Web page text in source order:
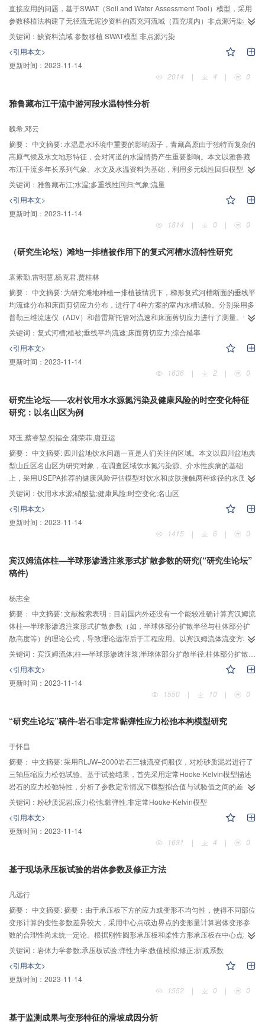
直接应用的问题，基于SWAT（Soil and Water Assessment Tool）模型，采用
参数移植法构建了无径流无泥沙资料的西充河流域（西充境内）非点源污染模
拟方案。验证流域模拟结果良好（R2>0.8，NSE>0.5）表明SWAT模型径流泥
沙参数可用于相似流域移植，研究区西阳寺断面TP（R2=0.52，NSE=0.69，
Re=35%）水质模拟结果说明基于径流泥沙参数移植后的SWAT模型可用于进一
步非点源污染模拟研究。
关键词： 缺资料流域 参数移植 SWAT模型 非点源污染
<引用本文>
更新时间： 2023-11-14
2014
| 4 | 0
雅鲁藏布江干流中游河段水温特性分析
魏希,邓云
摘要： 中文摘要: 水温是水环境中重要的影响因子，青藏高原由于独特而复杂的
高原气候及水文地形特征，会对河道的水温情势产生重要影响。本文以雅鲁藏
布江干流多年长系列气象、水文及水温资料为基础，利用多元线性回归模型对
水温影响因子进行了识别，并采用统计学方法对水温时空分布特性进行了分
析。研究结果表明：对于上游拉孜和奴各沙站点，影响这两个区段水温的主要
因素为气象，且气温影响起主导作用；而对于下游羊村和奴下站点，影响这两
个区段水温的主要因素为上一站水温，即上游水温对这两个站的水温影响较
大；年际水温表现出微弱增温趋势，且增温率从上游到下游在增大；随着海拔
偏缓、最高水温偏低。
关键词： 雅鲁藏布江;水温;多重线性回归;气象;流量
<引用本文>
更新时间： 2023-11-14
1814
| 0 | 0
（研究生论坛）滩地一排植被作用下的复式河槽水流特性研究
袁素勤,雷明慧,杨克君,贾桂林
摘要： 中文摘要: 为研究滩地种植一排植被情况下，梯形复式河槽断面的垂线平
均流速分布和床面剪切应力分布，进行了4种方案的室内水槽试验。分别采用多
普勒三维流速仪（ADV）和普雷斯托管对流速和床面剪切应力进行了测量。试
验结果表明，植被处于淹没状态时，主槽中心线和滩地中心线附近的垂线流速
呈对数分布，而在植被区域的垂线流速呈S型分布。流量的增加和植被间距的加
大将引起同一垂线的平均流速增大。床面剪切应力值在植被区域达到最小值，
表明植被对断面的床面剪切应力有显著削弱作用。流量越大、植被密度越小，
床面剪切应力值就越大，但床面剪切应力占水流阻力的比重越小。
关键词： 复式河槽;植被;垂线平均流速;床面剪切应力;综合糙率
<引用本文>
更新时间： 2023-11-14
1636
| 2 | 0
研究生论坛——农村饮用水水源氮污染及健康风险的时空变化特征
研究：以名山区为例
邓玉,蔡睿堃,倪福全,蒲荣菲,唐亚运
摘要： 中文摘要: 四川盆地饮水问题一直是人们关注的区域。本文以四川盆地典
型山丘区名山区为研究对象，在调查区域饮水氮污染源、介水性疾病的基础
上，采用USEPA推荐的健康风险评估模型对饮水和皮肤接触两种途径的水质健
康风险进行了评价，利用ArcGIS10.0软件插值生成了健康风险空间分布图，结
果表明：（1）部分农村饮用水中硝酸盐、氨氮含量超过《生活饮用水卫生标
准》（GB5749-2006）中限值(10mg•L-1)，属轻度污染程；（2）硝酸盐、氨
氮、亚硝酸盐的饮水途径非致癌风险明显高于皮肤接触途径非致癌风险，3种污
染物的非致癌风险均小于风险可接受水平1，即不会对当地居民的身体健康产生
盐、氨氮的非致癌风险在空间上变化显著，且年际间的空间变异性较大。
关键词： 饮用水水源;硝酸盐;健康风险;时空变化;名山区
<引用本文>
更新时间： 2023-11-14
1415
| 6 | 0
宾汉姆流体柱—半球形渗透注浆形式扩散参数的研究(“研究生论坛”
稿件)
杨志全
摘要： 中文摘要: 文献检索表明：目前国内外还没有一个能较准确计算宾汉姆流
体柱—半球形渗透注浆形式扩散参数（如，半球体部分扩散半径与柱体部分扩
散高度等）的理论公式，导致理论远滞后于工程应用。以宾汉姆流体流变方程
及渗流运动方程为基础，采用理论分析与实验研究等方法，研究了宾汉姆流体
柱—半球形渗透注浆形式的半球体部分扩散半径与柱体部分扩散高度理论计算
公式；分析了宾汉姆流体流变性、注浆压力、地下水压力及注浆管半径对柱—
半球形渗透注浆形式的半球体部分扩散半径与柱体部分扩散高度的影响；设计
注浆试验对其进行验证。结果表明：由宾汉姆流体柱—半球形渗透注浆形式的
径与柱体部分扩散高度理论值与注浆试验的实测值间虽有25%-30%范围内的差
支撑与指导作用。
关键词： 宾汉姆流体;柱—半球形渗透注浆;半球体部分扩散半径;柱体部分扩散高度
<引用本文>
更新时间： 2023-11-14
1550
| 10 | 0
“研究生论坛”稿件-岩石非定常黏弹性应力松弛本构模型研究
于怀昌
摘要： 中文摘要: 采用RLJW–2000岩石三轴流变伺服仪，对粉砂质泥岩进行了
三轴压缩应力松弛试验。基于试验结果，首先采用定常Hooke-Kelvin模型描述
岩石的应力松弛特性，分析了参数定常情况下模型拟合值与试验值之间的差
别，表明不考虑参数的时间相关性将引起较大的误差，有必要建立岩石的非定
常应力松弛模型。以Hooke-Kelvin模型为基础，将黏弹性模量G2、黏滞系数H1
看作是与时间有关的非定常参数，得出了两种模型参数随时间的变化关系，建
立了三维应力下岩石的非定常黏弹性Hooke-Kelvin应力松弛模型。对比模型拟
合结果与试验结果，非定常黏弹性Hooke-Kelvin应力松弛模型比定常模型能更
提供有益参考依据。
关键词： 粉砂质泥岩;应力松弛;黏弹性;非定常Hooke-Kelvin模型
<引用本文>
更新时间： 2023-11-14
1631
| 4 | 0
基于现场承压板试验的岩体参数及修正方法
凡远行
摘要： 中文摘要: 摘要：由于承压板下方的应力或变形不均匀性，使得不同部位
变形计算的变性参数差异较大，采用中心点或边界点的变形量计算岩体变形参
数的合理性尚未统一定论。根据刚性圆形承压板和柔性方形承压板在中心点和
边界点的弹性模量解析解，论证承压板不同部位变形量计算的变形参数的差异
性；采用三维有限元试验模拟研究不同承压板刚度条件下岩体变形量及变形参
数，对比分析由中心点与边界点变形量计算的变形模量与真实参数之间的差异
与规律。研究表明：岩体变形模量的计算值随承压板刚度增大而减小，且越接
近于岩体的真实变形模量；刚性圆形承压板外边缘岩体表面位移较岩体表面平
42%；最后依据此研究结果对锦屏二级水电站隧洞区现场承压板试验结果进行
关键词： 岩体力学参数;承压板试验;弹性力学;数值模拟;修正;折减系数
<引用本文>
更新时间： 2023-11-14
1552
| 0 | 0
基于监测成果与变形特征的滑坡成因分析